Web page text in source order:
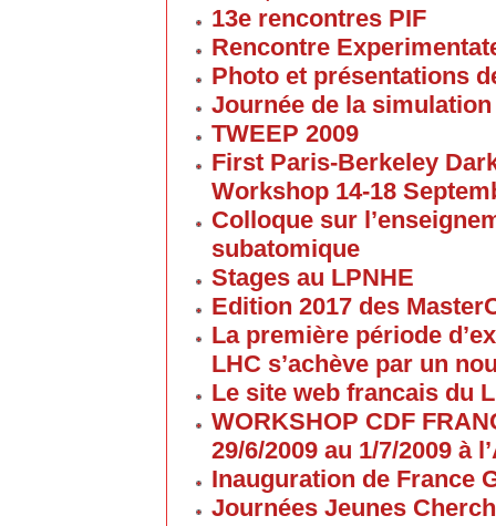
13e rencontres PIF
Rencontre
Photo et présentations
Journée de la simulation
TWEEP 2009
First Paris-Berkeley
Workshop 14-18
Colloque sur
subatomique
Stages au LPNHE
Edition 2017 des
La première période
LHC s’achève par un
Le site web francais du
WORKSHOP CDF
29/6/2009 au 1/7/2009 à
Inauguration de France
Journées Jeunes